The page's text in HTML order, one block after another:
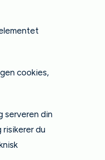
cookies,
serveren din
du